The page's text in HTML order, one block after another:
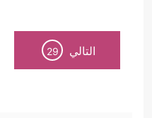
التالي 29